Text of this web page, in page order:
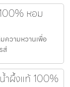
หอม
ความหวานเพื่อ
ส่
ำผึ้งแท้ 100%